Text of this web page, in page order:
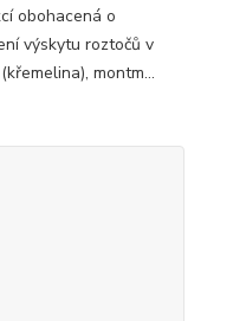
obohacená o
výskytu roztočů v
montm...